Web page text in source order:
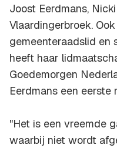
Joost Eerdmans,
Vlaardingerbroek.
gemeenteraadslid en
heeft haar
Goedemorgen
Eerdmans een eerste
"Het is een vreemde
waarbij niet wordt